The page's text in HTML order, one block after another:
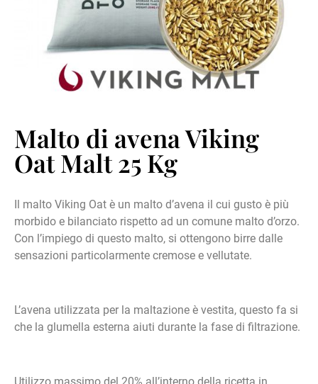
Malto di avena Viking
Oat Malt 25 Kg
Il malto Viking Oat è un malto d’avena il cui gusto è più
morbido e bilanciato rispetto ad un comune malto d’orzo.
Con l’impiego di questo malto, si ottengono birre dalle
sensazioni particolarmente cremose e vellutate.
L’avena utilizzata per la maltazione è vestita, questo fa si
che la glumella esterna aiuti durante la fase di filtrazione.
Utilizzo massimo del 20% all’interno della ricetta in